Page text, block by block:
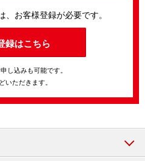
、お客様登録が必要です。
録はこちら
し込みも可能です。
いただきます。